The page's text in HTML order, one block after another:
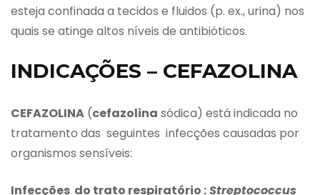
esteja confinada a tecidos e fluidos (p. ex., urina) nos
quais se atinge altos níveis de antibióticos.
INDICAÇÕES – CEFAZOLINA
CEFAZOLINA (cefazolina sódica) está indicada no
tratamento das seguintes infecções causadas por
organismos sensíveis:
Infecções do trato respiratório :Streptococcus